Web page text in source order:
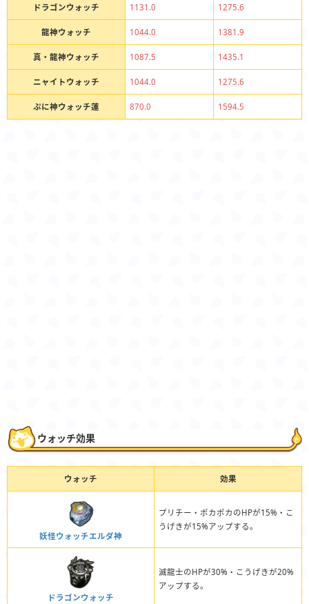
ドラゴンウォッチ 1131.0 1275.6
龍神ウォッチ 1044.0 1381.9
真・龍神ウォッチ 1087.5 1435.1
ニャイトウォッチ 1044.0 1275.6
ぷに神ウォッチ蓮 870.0 1594.5
ウォッチ効果
ウォッチ 効果
妖怪ウォッチエルダ神
プリチー・ポカポカのHPが15%・こ
うげきが15%アップする。
ドラゴンウォッチ
滅龍士のHPが30%・こうげきが20%
アップする。